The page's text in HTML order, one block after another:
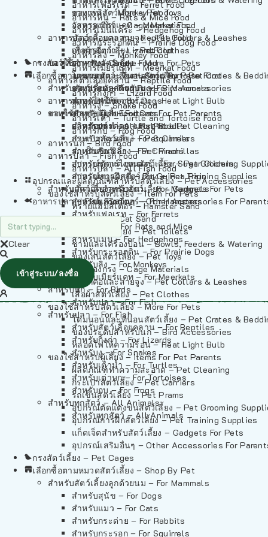
อาหารเฟอร์เร็ต – Ferret Food
อาหารหนู – Rats & Mice Food
อาหารเม่นแคระ – Hedgehog Food
อาหารกระรอกดิน – Prairie Dog Food
อาหารลิง – Monkey Food
อาหารเมียร์แคท – Meerkat Food
อาหารสัตว์เลี้อยคลาน – Reptile Food
อาหารกิ้งก่า – Lizard Food
อาหารงู – Snake Food
อาหารเต่า – Turtle and Tortoise Food
อาหารกบ – Frog Food
อาหารนก – Bird Food
อาหารปลา – Fish Food
อาหารปลา – All Fish Food
อุปกรณและผลิตภัณฑ์สำหรับสัตว์เลี้ยง – Pet Accessories
ของใช้สำหรับสัตว์เลี้ยง – Item For Pets
ทรายแฮมสเตอร์ – Hamster Sand
ทรายแมว – Cat Sand
ห้องน้ำสัตว์เลี้ยง – Pet Toilets
ชามและเครื่องป้อน – Bowls, Feeders & Watering
ของเล่นสัตว์เลี้ยง – Pet Toys
วัสดุรองกรง – Cage Materials
ปลอกคอและสายจูง – Pet Collars & Leashes
เสื้อผ้าสัตว์เลี้ยง – Pet Clothes
ของใช้สำหรับสัตว์เลี้ยง – More For Pets
โดมนอนและที่นอนสัตว์เลี้ยง – Pet Crates &
ของประดับสำหรับนก – Bird Accessories
หลอดไฟให้ความร้อน – Heat Light Bulb
ของใช้สำหรับผู้เลี้ยง – Items For Pet Parents
ผลิตภัณฑ์ทำความสะอาด – Pet Cleaning
กระเป๋าสัตว์เลี้ยง – Pet Carriers
รถเข็นสัตว์เลี้ยง – Pet Prams
อุปกรณ์ตัดแต่งขนสัตว์เลี้ยง – Pet Grooming
อุปกรณ์การฝึกสัตว์เลี้ยง – Pet Training Supplies
แก็ดเจ็ตสำหรับสัตว์เลี้ยง – Gadgets For Pets
อุปกรณ์เสริมอื่นๆ – Other Accessories For
กรงสัตว์เลี้ยง – Pet Cages
เลือกซื้อตามหมวดสัตว์เลี้ยง – Shop By Pet
สำหรับสัตว์เลี้ยงลูกด้วยนม – For Mammals
สำหรับสุนัข – For Dogs
สำหรับแมว – For Cats
สำหรับกระต่าย – For Rabbits
สำหรับกระรอก – For Squirrels
อาหารลิง – Monkey Food
อาหารเมียร์แคท – Meerkat Food
อาหารสัตว์เลี้อยคลาน – Reptile Food
อาหารกิ้งก่า – Lizard Food
อาหารงู – Snake Food
อาหารเต่า – Turtle and Tortoise Food
อาหารกบ – Frog Food
อาหารนก – Bird Food
อาหารปลา – Fish Food
อาหารปลา – All Fish Food
ของเล่นสัตว์เลี้ยง – Pet Toys
วัสดุรองกรง – Cage Materials
ปลอกคอและสายจูง – Pet Collars & Leashes
เสื้อผ้าสัตว์เลี้ยง – Pet Clothes
ของใช้สำหรับสัตว์เลี้ยง – More For Pets
โดมนอนและที่นอนสัตว์เลี้ยง – Pet Crates &
ของประดับสำหรับนก – Bird Accessories
หลอดไฟให้ความร้อน – Heat Light Bulb
ของใช้สำหรับผู้เลี้ยง – Items For Pet Parents
ผลิตภัณฑ์ทำความสะอาด – Pet Cleaning
กระเป๋าสัตว์เลี้ยง – Pet Carriers
รถเข็นสัตว์เลี้ยง – Pet Prams
อุปกรณ์ตัดแต่งขนสัตว์เลี้ยง – Pet Grooming
อุปกรณ์การฝึกสัตว์เลี้ยง – Pet Training Supplies
แก็ดเจ็ตสำหรับสัตว์เลี้ยง – Gadgets For Pets
อุปกรณ์เสริมอื่นๆ – Other Accessories For
กรงสัตว์เลี้ยง – Pet Cages
เลือกซื้อตามหมวดสัตว์เลี้ยง – Shop By Pet
สำหรับสัตว์เลี้ยงลูกด้วยนม – For Mammals
สำหรับสุนัข – For Dogs
สำหรับแมว – For Cats
สำหรับกระต่าย – For Rabbits
สำหรับกระรอก – For Squirrels
สำหรับชินชิล่า – For Chinchillas
สำหรับชูการ์ไกลเดอร์ – For Sugar Gliders
สำหรับหนูแกสบี้ – For Guinea Pigs
สำหรับสัตว์เลี้ยงลูกด้วยนม – For Mammals
สำหรับแฮมสเตอร์ – For Hamsters
สำหรับเฟอเรท – For Ferrets
สำหรับหนู – For Rats and Mice
สำหรับเม่น – For Hedgehogs
สำหรับกระรอกดิน – For Prairie Dogs
สำหรับลิง – For Monkeys
สำหรับเมียร์แคท – For Meerkats
สำหรับนก – For Birds
สำหรับปลา – For Fish
สำหรับปลา – For Fish
สำหรับสัตว์เลื้อยคลาน – For Reptiles
สำหรับกิ้งก่า – For Lizards
สำหรับงู – For Snakes
สำหรับเต่าน้ำ – For Turtles
สำหรับเต่าบก – For Tortoises
สำหรับกบ – For Frogs
สำหรับทุกสัตว์ – All Animals
สำหรับทุกสัตว์ – All Animals
อาหารปลา – Fish Food
Clear
เข้าสู่ระบบ/ลงชื่อ